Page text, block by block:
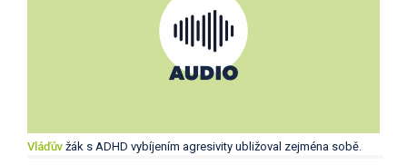
Vláďův žák s ADHD vybíjením agresivity ubližoval zejména sobě.